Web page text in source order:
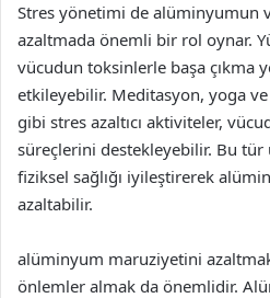
Stres yönetimi de alüminyumun
azaltmada önemli bir rol oynar.
vücudun toksinlerle başa çıkma
etkileyebilir. Meditasyon, yoga
gibi stres azaltıcı aktiviteler,
süreçlerini destekleyebilir. Bu
fiziksel sağlığı iyileştirerek
azaltabilir.
alüminyum maruziyetini
önlemler almak da önemlidir.